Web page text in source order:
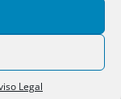
Legal
la descripción
26, pero antes de